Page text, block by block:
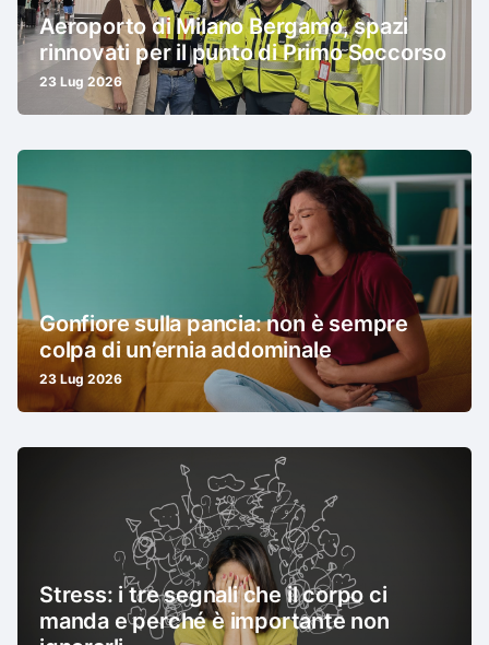
Aeroporto di Milano Bergamo, spazi
rinnovati per il punto di Primo Soccorso
23 Lug 2026
Gonfiore sulla pancia: non è sempre
colpa di un’ernia addominale
23 Lug 2026
Stress: i tre segnali che il corpo ci
manda e perché è importante non